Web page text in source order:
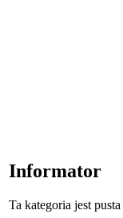
Informator
Ta kategoria jest pusta